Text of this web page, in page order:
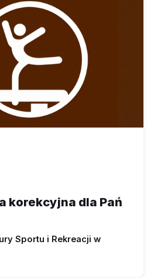
korekcyjna dla Pań
Sportu i Rekreacji w